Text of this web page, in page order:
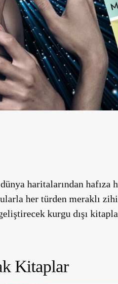
haritalarından hafıza
her türden meraklı
kurgu dışı
Kitaplar